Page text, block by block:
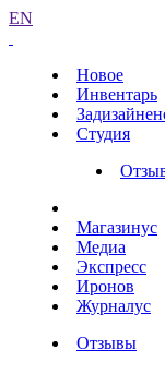
EN
Новое
Инвентарь
Студия
Магазинус
Медиа
Экспресс
Иронов
Журналус
Отзывы